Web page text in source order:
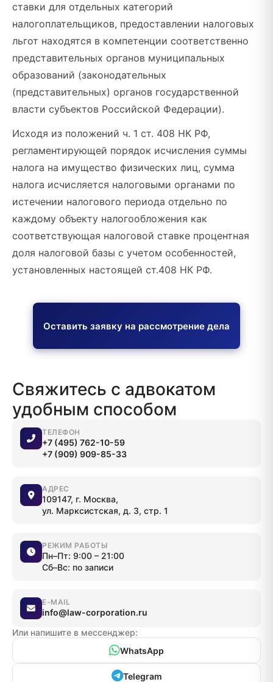
ставки для отдельных категорий
налогоплательщиков, предоставлении налоговых
льгот находятся в компетенции соответственно
представительных органов муниципальных
образований (законодательных
(представительных) органов государственной
власти субъектов Российской Федерации).
Исходя из положений ч. 1 ст. 408 НК РФ,
регламентирующей порядок исчисления суммы
налога на имущество физических лиц, сумма
налога исчисляется налоговыми органами по
истечении налогового периода отдельно по
каждому объекту налогообложения как
соответствующая налоговой ставке процентная
доля налоговой базы с учетом особенностей,
установленных настоящей ст.408 НК РФ.
Оставить заявку на рассмотрение дела
Свяжитесь с адвокатом
удобным способом
ТЕЛЕФОН
+7 (495) 762-10-59
+7 (909) 909-85-33
АДРЕС
109147, г. Москва,
ул. Марксистская, д. 3, стр. 1
РЕЖИМ РАБОТЫ
Пн–Пт: 9:00 – 21:00
Сб–Вс: по записи
E-MAIL
info@law-corporation.ru
Или напишите в мессенджер:
WhatsApp
Telegram